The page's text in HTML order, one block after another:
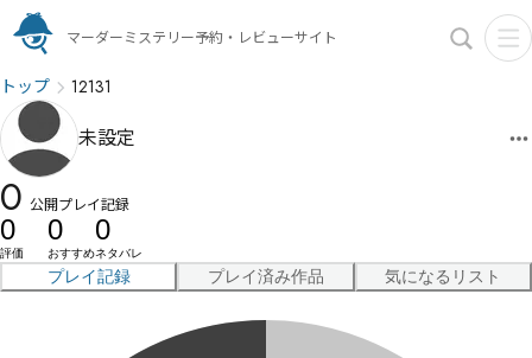
マーダーミステリー予約・レビューサイト
トップ 12131
未設定
0 公開プレイ記録
0
評価
0
おすすめ
0
ネタバレ
プレイ記録 プレイ済み作品 気になるリスト